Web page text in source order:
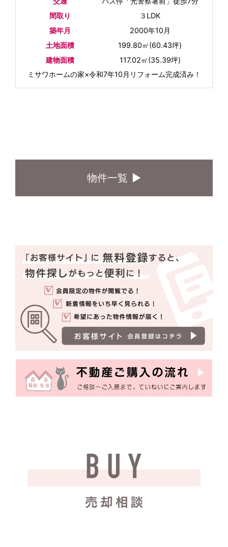
間取り
３LDK
築年月
2000年10月
土地面積
199.80㎡(60.43坪)
建物面積
117.02㎡(35.39坪)
ミサワホームの家×令和7年10月リフォーム完成済み！
物件一覧